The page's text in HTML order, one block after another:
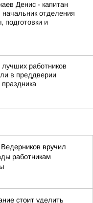
Денис - капитан
отделения
подготовки и
работников
в преддверии
вручил
работникам
стоит уделить